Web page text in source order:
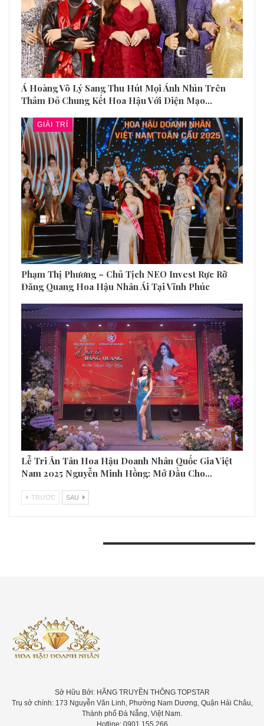
Á Hoàng Võ Lý Sang Thu Hút Mọi Ánh Nhìn Trên
Thảm Đỏ Chung Kết Hoa Hậu Với Diện Mạo…
GIẢI TRÍ
Phạm Thị Phương – Chủ Tịch NEO Invest Rực Rỡ
Đăng Quang Hoa Hậu Nhân Ái Tại Vĩnh Phúc
Lễ Tri Ân Tân Hoa Hậu Doanh Nhân Quốc Gia Việt
Nam 2025 Nguyễn Minh Hồng: Mở Đầu Cho…
TRƯƠC SAU
Sở Hữu Bởi: HÃNG TRUYỀN THÔNG TOPSTAR
Trụ sở chính: 173 Nguyễn Văn Linh, Phường Nam Dương, Quận Hải Châu,
Thành phố Đà Nẵng, Việt Nam.
Hotline: 0901.155.266